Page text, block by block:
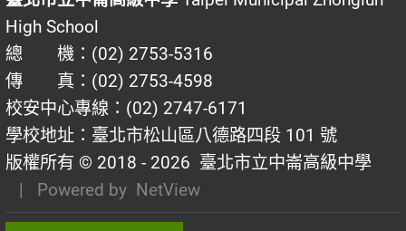
High School
總 機：(02) 2753-5316
傳 真：(02) 2753-4598
校安中心專線：(02) 2747-6171
學校地址：臺北市松山區八德路四段 101 號
版權所有 © 2018 - 2026 臺北市立中崙高級中學
| Powered by NetView